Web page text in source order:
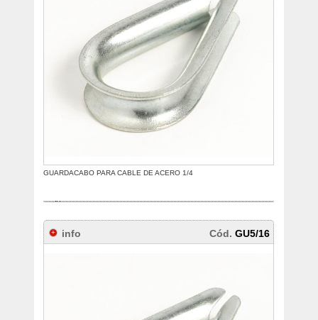
GUARDACABO PARA CABLE DE ACERO 1/4
info Cód.GU5/16